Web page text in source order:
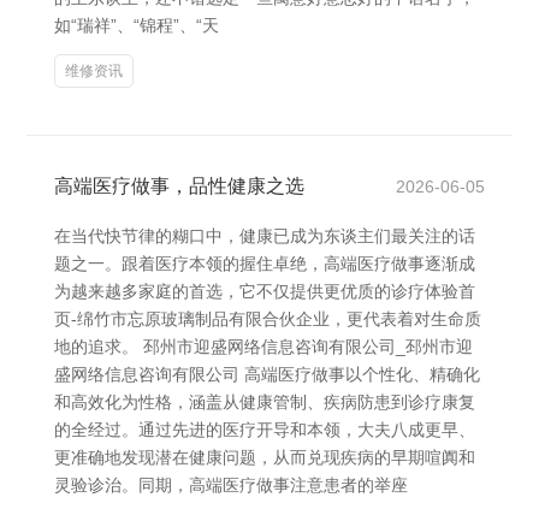
如“瑞祥”、“锦程”、“天
维修资讯
高端医疗做事，品性健康之选 2026-06-05
在当代快节律的糊口中，健康已成为东谈主们最关注的话
题之一。跟着医疗本领的握住卓绝，高端医疗做事逐渐成
为越来越多家庭的首选，它不仅提供更优质的诊疗体验首
页-绵竹市忘原玻璃制品有限合伙企业，更代表着对生命质
地的追求。 邳州市迎盛网络信息咨询有限公司_邳州市迎
盛网络信息咨询有限公司 高端医疗做事以个性化、精确化
和高效化为性格，涵盖从健康管制、疾病防患到诊疗康复
的全经过。通过先进的医疗开导和本领，大夫八成更早、
更准确地发现潜在健康问题，从而兑现疾病的早期喧阗和
灵验诊治。同期，高端医疗做事注意患者的举座